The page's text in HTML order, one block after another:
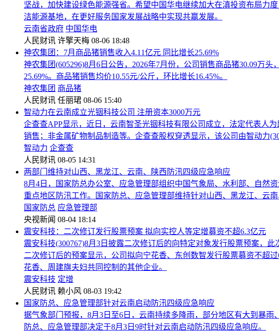
坚战，加快建设绿色能源强省。希望中国华电继续加大在滇投资布局力
洁能源基地，在更好服务国家发展战略中实现共赢发展。
云南省政府 中国华电
人民财讯 许擎天梅 08-06 18:48
神农集团：7月商品猪销售收入4.11亿元 同比增长25.69%
神农集团(605296)8月6日公告，2026年7月份，公司销售商品猪30.09万
25.69%。商品猪销售均价10.55元/公斤，环比增长16.45%。
神农集团 商品猪
人民财讯 任丽珺 08-06 15:40
智动力在云南成立光铟科技公司 注册资本3000万元
企查查APP显示，近日，云南智圣光铟科技有限公司成立，法定代表人
销售；非金属矿物制品制造等。企查查股权穿透显示，该公司由智动力
智动力 企查查
人民财讯 08-05 14:31
两部门维持对山西、黑龙江、云南、陕西防汛四级应急响应
8月4日，国家防总办公室、应急管理部组织中国气象局、水利部、自然
重点地区防汛工作。国家防总、应急管理部维持针对山西、黑龙江、云南
国家防总 应急管理部
央视新闻 08-04 18:14
震安科技：二次修订发行股票预案 拟向实控人等定增募资不超6.3亿元
震安科技(300767)8月3日披露二次修订后的向特定对象发行股票预案，
二次修订后的预案显示，公司拟向宁花香、东创数智发行股票募资不超
花香、周建旗夫妇共同控制的其他企业。
震安科技 定增
人民财讯 赖小风 08-03 19:42
国家防总、应急管理部针对云南启动防汛四级应急响应
据气象部门预报，8月3日至6日，云南持续多降雨，部分地区有大到暴
防总、应急管理部决定于8月3日9时针对云南启动防汛四级应急响应。